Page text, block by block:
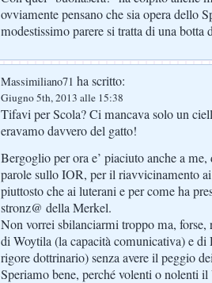
ovviamente pensano che sia opera dello
modestissimo parere si tratta di una botta
Massimiliano71 ha scritto:
Giugno 5th, 2013 alle 15:38
Tifavi per Scola? Ci mancava solo un
eravamo davvero del gatto!
Bergoglio per ora e’ piaciuto anche a me,
parole sullo IOR, per il riavvicinamento
piuttosto che ai luterani e per come ha
stronz@ della Merkel.
Non vorrei sbilanciarmi troppo ma, forse,
di Woytila (la capacità comunicativa) e
rigore dottrinario) senza avere il peggio
Speriamo bene, perché volenti o nolenti